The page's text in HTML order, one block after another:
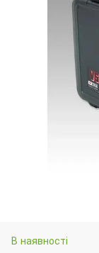
В наявності